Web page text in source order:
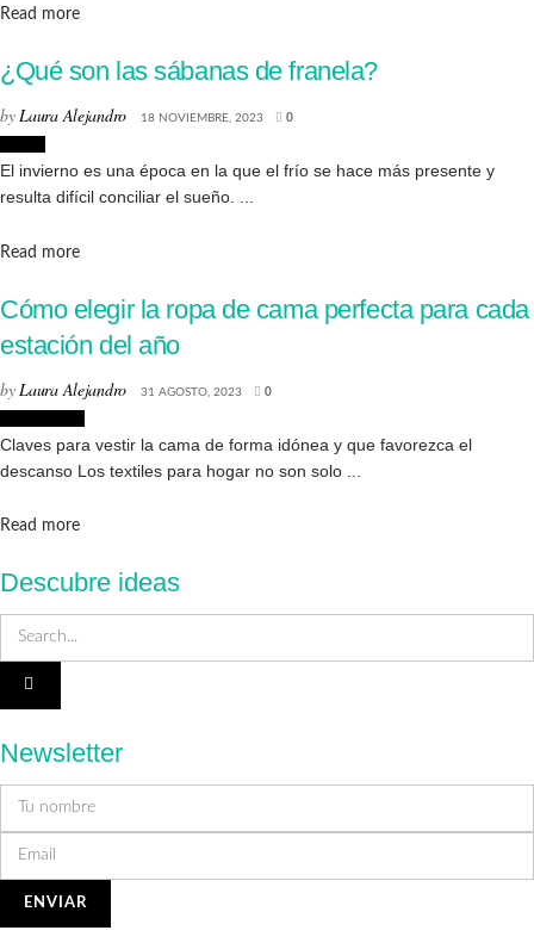
Read moreDetails
¿Qué son las sábanas de franela?
byLaura Alejandro 18 NOVIEMBRE, 2023 0
El invierno es una época en la que el frío se hace más presente y
resulta difícil conciliar el sueño. ...
Read moreDetails
Cómo elegir la ropa de cama perfecta para cada
estación del año
by Laura Alejandro 31 AGOSTO, 2023 0
Claves para vestir la cama de forma idónea y que favorezca el
descanso Los textiles para hogar no son solo ...
Read moreDetails
Descubre ideas
Newsletter